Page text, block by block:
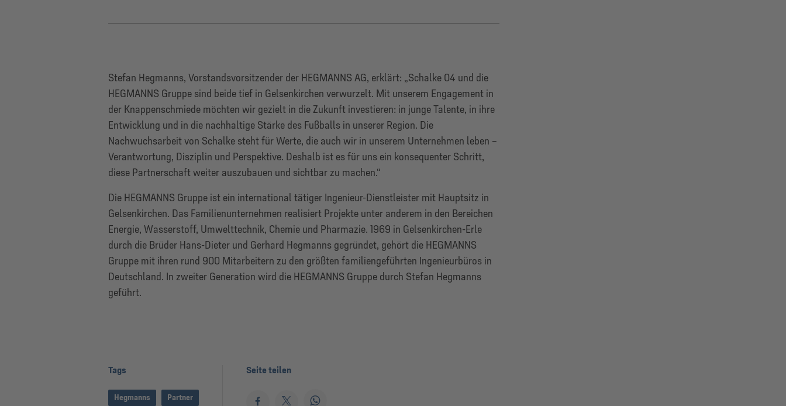
Stefan Hegmanns, Vorstandsvorsitzender der HEGMANNS AG, erklärt: „Schalke 04 und die
HEGMANNS Gruppe sind beide tief in Gelsenkirchen verwurzelt. Mit unserem Engagement in
der Knappenschmiede möchten wir gezielt in die Zukunft investieren: in junge Talente, in ihre
Entwicklung und in die nachhaltige Stärke des Fußballs in unserer Region. Die
Nachwuchsarbeit von Schalke steht für Werte, die auch wir in unserem Unternehmen leben –
Verantwortung, Disziplin und Perspektive. Deshalb ist es für uns ein konsequenter Schritt,
diese Partnerschaft weiter auszubauen und sichtbar zu machen.“
Die HEGMANNS Gruppe ist ein international tätiger Ingenieur-Dienstleister mit Hauptsitz in
Gelsenkirchen. Das Familienunternehmen realisiert Projekte unter anderem in den Bereichen
Energie, Wasserstoff, Umwelttechnik, Chemie und Pharmazie. 1969 in Gelsenkirchen-Erle
durch die Brüder Hans-Dieter und Gerhard Hegmanns gegründet, gehört die HEGMANNS
Gruppe mit ihren rund 900 Mitarbeitern zu den größten familiengeführten Ingenieurbüros in
Deutschland. In zweiter Generation wird die HEGMANNS Gruppe durch Stefan Hegmanns
geführt.
Tags
Hegmanns Partner
Seite teilen